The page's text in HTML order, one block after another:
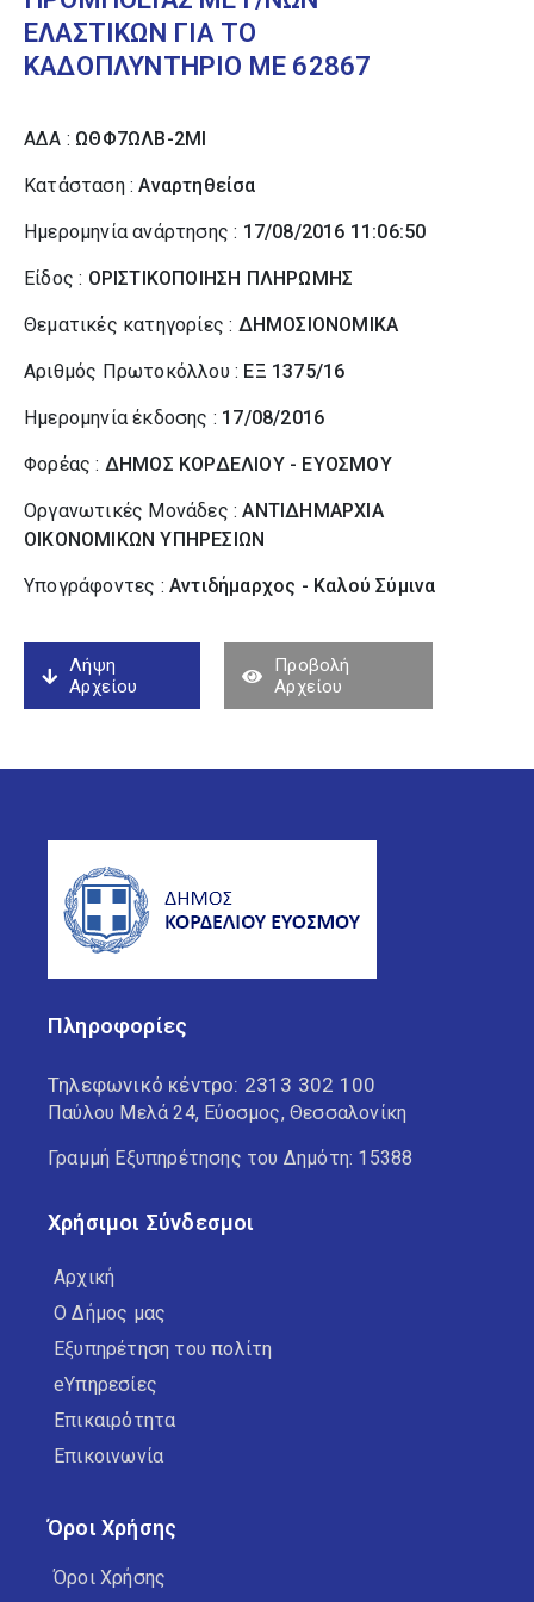
ΕΛΑΣΤΙΚΩΝ ΓΙΑ ΤΟ
ΚΑΔΟΠΛΥΝΤΗΡΙΟ ΜΕ 62867
ΑΔΑ : ΩΘΦ7ΩΛΒ-2ΜΙ
Κατάσταση :Αναρτηθείσα
Ημερομηνία ανάρτησης : 17/08/2016 11:06:50
Είδος : ΟΡΙΣΤΙΚΟΠΟΙΗΣΗ ΠΛΗΡΩΜΗΣ
Θεματικές κατηγορίες : ΔΗΜΟΣΙΟΝΟΜΙΚΑ
Αριθμός Πρωτοκόλλου : ΕΞ 1375/16
Ημερομηνία έκδοσης : 17/08/2016
Φορέας : ΔΗΜΟΣ ΚΟΡΔΕΛΙΟΥ - ΕΥΟΣΜΟΥ
Οργανωτικές Μονάδες :ΑΝΤΙΔΗΜΑΡΧΙΑ
ΟΙΚΟΝΟΜΙΚΩΝ ΥΠΗΡΕΣΙΩΝ
Υπογράφοντες : Αντιδήμαρχος - Καλού Σύµινα
Λήψη
Αρχείου
Προβολή
Αρχείου
Πληροφορίες
Τηλεφωνικό κέντρο: 2313 302 100
Παύλου Μελά 24, Εύοσμος, Θεσσαλονίκη
Γραμμή Εξυπηρέτησης του Δημότη: 15388
Χρήσιμοι Σύνδεσμοι
Αρχική
Ο Δήμος μας
Εξυπηρέτηση του πολίτη
eΥπηρεσίες
Επικαιρότητα
Επικοινωνία
Όροι Χρήσης
Όροι Χρήσης